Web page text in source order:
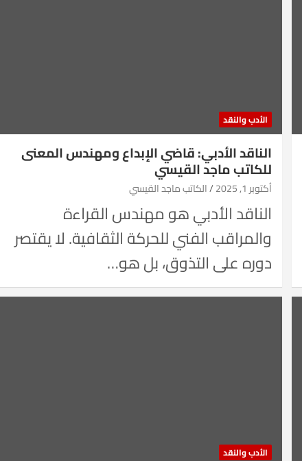
الأدب والنقد
الناقد الأدبي: قاضي الإبداع ومهندس المعنى
للكاتب ماجد القيسي
أكتوبر 1, 2025 الكاتب ماجد القيسي
الناقد الأدبي هو مهندس القراءة
والمراقب الفني للحركة الثقافية. لا يقتصر
دوره على التذوق، بل هو…
الأدب والنقد